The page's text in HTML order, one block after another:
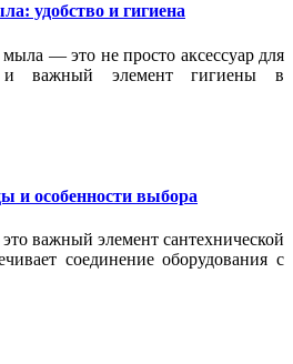
удобство и гигиена
— это не просто аксессуар для
важный элемент гигиены в
и особенности выбора
важный элемент сантехнической
соединение оборудования с